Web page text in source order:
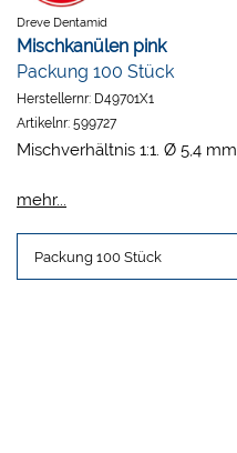
Dreve Dentamid
Mischkanülen pink
Packung 100 Stück
Herstellernr: D49701X1
Artikelnr: 599727
Mischverhältnis 1:1. Ø 5,4 mm.
www.dentamid.dreve.de
mehr...